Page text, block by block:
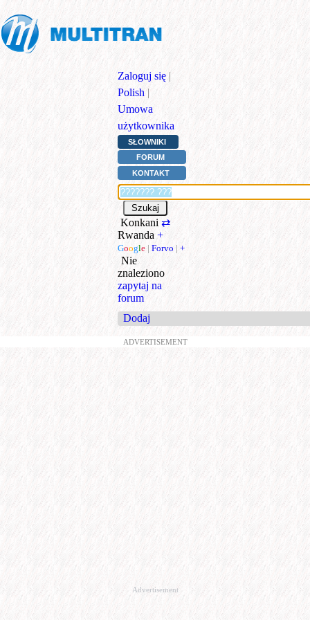
Zaloguj się |
Polish |
Umowa
użytkownika
SŁOWNIKI
FORUM
KONTAKT
Konkani ⇄
Rwanda +
Google | Forvo | +
Nie
znaleziono
zapytaj na
forum
Dodaj
ADVERTISEMENT
Advertisement